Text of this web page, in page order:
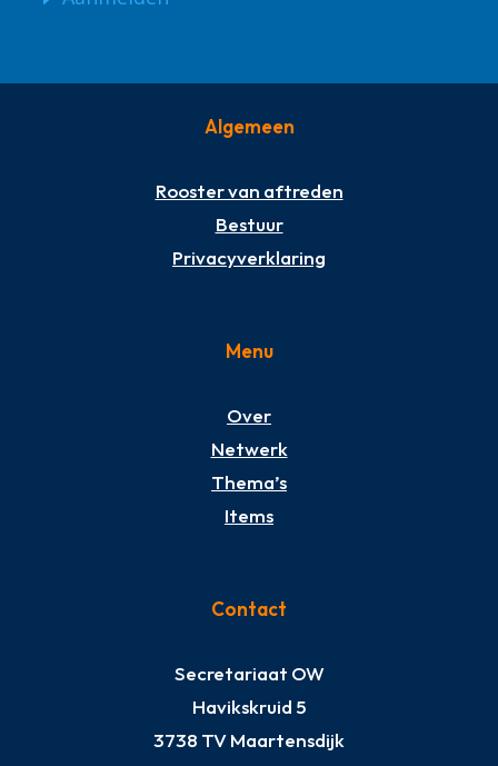
Algemeen
Rooster van aftreden
Bestuur
Privacyverklaring
Menu
Over
Netwerk
Thema’s
Items
Contact
Secretariaat OW
Havikskruid 5
3738 TV Maartensdijk